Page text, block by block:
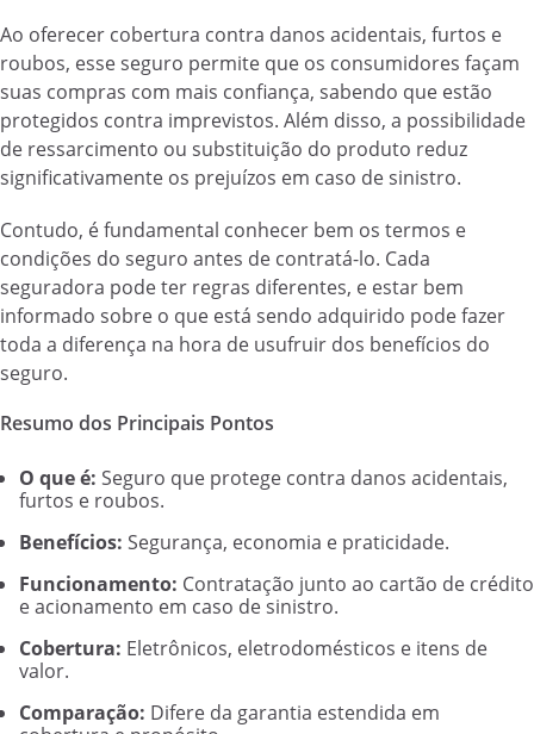
Ao oferecer cobertura contra danos acidentais, furtos e
roubos, esse seguro permite que os consumidores façam
suas compras com mais confiança, sabendo que estão
protegidos contra imprevistos. Além disso, a possibilidade
de ressarcimento ou substituição do produto reduz
significativamente os prejuízos em caso de sinistro.
Contudo, é fundamental conhecer bem os termos e
condições do seguro antes de contratá-lo. Cada
seguradora pode ter regras diferentes, e estar bem
informado sobre o que está sendo adquirido pode fazer
toda a diferença na hora de usufruir dos benefícios do
seguro.
Resumo dos Principais Pontos
O que é: Seguro que protege contra danos acidentais,
furtos e roubos.
Benefícios: Segurança, economia e praticidade.
Funcionamento: Contratação junto ao cartão de crédito
e acionamento em caso de sinistro.
Cobertura: Eletrônicos, eletrodomésticos e itens de
valor.
Comparação: Difere da garantia estendida em